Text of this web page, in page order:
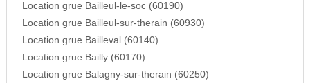
Location grue Bailleul-le-soc (60190)
Location grue Bailleul-sur-therain (60930)
Location grue Bailleval (60140)
Location grue Bailly (60170)
Location grue Balagny-sur-therain (60250)